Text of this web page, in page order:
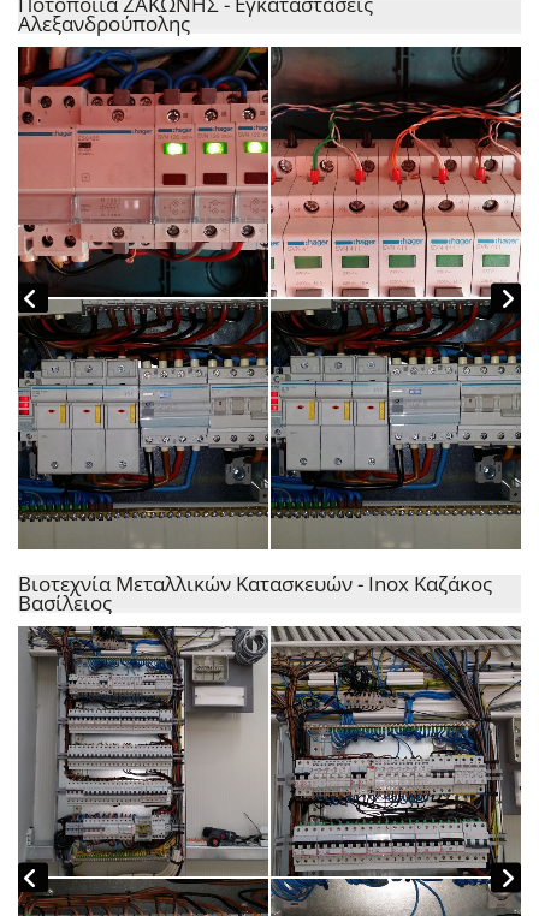
Αλεξανδρούπολης
Βιοτεχνία Μεταλλικών Κατασκευών - Inox Καζάκος
Βασίλειος